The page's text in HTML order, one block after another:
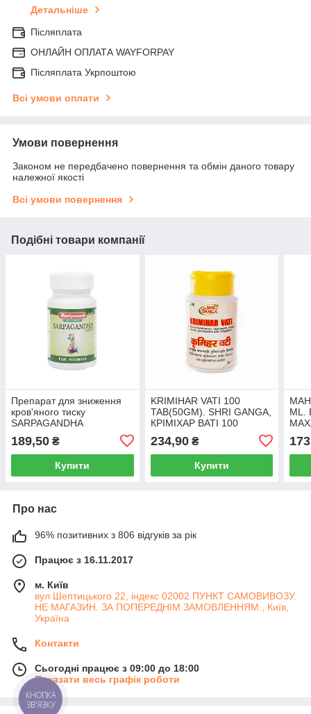
Детальніше
Післяплата
ОНЛАЙН ОПЛАТА WAYFORPAY
Післяплата Укрпоштою
Всі умови оплати
Умови повернення
Законом не передбачено повернення та обмін даного товару
належної якості
Всі умови повернення
Подібні товари компанії
Препарат для зниження
кров'яного тиску
SARPAGANDHA
Сарпагандха
заспокійливий засіб
189,50 ₴
Купити
KRIMIHAR VATI 100
TAB(50GM). SHRI GANGA,
КРІМІХАР ВАТІ 100
ТАБ(50ГРМ). ШРІ ГАНГА
234,90₴
Купити
ML.
Про нас
96% позитивних з 806 відгуків за рік
Працює з 16.11.2017
м. Київ
вул Шептицького 22, індекс 02002 ПУНКТ САМОВИВОЗУ.
НЕ МАГАЗИН. ЗА ПОПЕРЕДНІМ ЗАМОВЛЕННЯМ., Київ,
Україна
Контакти
Сьогодні працює з 09:00 до 18:00
Показати весь графік роботи
КНОПКА
ЗВ'ЯЗКУ